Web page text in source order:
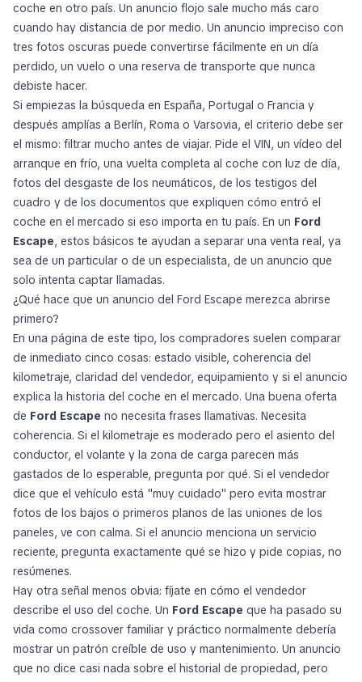
coche en otro país. Un anuncio flojo sale mucho más caro
cuando hay distancia de por medio. Un anuncio impreciso con
tres fotos oscuras puede convertirse fácilmente en un día
perdido, un vuelo o una reserva de transporte que nunca
debiste hacer.
Si empiezas la búsqueda en España, Portugal o Francia y
después amplías a Berlín, Roma o Varsovia, el criterio debe ser
el mismo: filtrar mucho antes de viajar. Pide el VIN, un vídeo del
arranque en frío, una vuelta completa al coche con luz de día,
fotos del desgaste de los neumáticos, de los testigos del
cuadro y de los documentos que expliquen cómo entró el
coche en el mercado si eso importa en tu país. En un Ford
Escape, estos básicos te ayudan a separar una venta real, ya
sea de un particular o de un especialista, de un anuncio que
solo intenta captar llamadas.
¿Qué hace que un anuncio del Ford Escape merezca abrirse
primero?
En una página de este tipo, los compradores suelen comparar
de inmediato cinco cosas: estado visible, coherencia del
kilometraje, claridad del vendedor, equipamiento y si el anuncio
explica la historia del coche en el mercado. Una buena oferta
de Ford Escape no necesita frases llamativas. Necesita
coherencia. Si el kilometraje es moderado pero el asiento del
conductor, el volante y la zona de carga parecen más
gastados de lo esperable, pregunta por qué. Si el vendedor
dice que el vehículo está "muy cuidado" pero evita mostrar
fotos de los bajos o primeros planos de las uniones de los
paneles, ve con calma. Si el anuncio menciona un servicio
reciente, pregunta exactamente qué se hizo y pide copias, no
resúmenes.
Hay otra señal menos obvia: fíjate en cómo el vendedor
describe el uso del coche. Un Ford Escape que ha pasado su
vida como crossover familiar y práctico normalmente debería
mostrar un patrón creíble de uso y mantenimiento. Un anuncio
que no dice casi nada sobre el historial de propiedad, pero